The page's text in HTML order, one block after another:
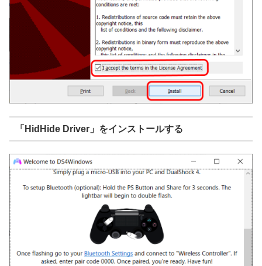
「HidHide Driver」をインストールする